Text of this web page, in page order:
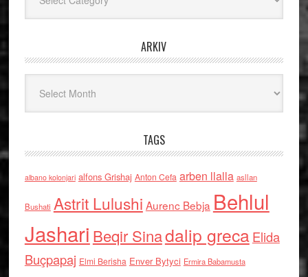
ARKIV
TAGS
albano kolonjari alfons Grishaj Anton Cefa arben llalla asllan
Bushati Astrit Lulushi Aurenc Bebja Behlul
Jashari Beqir Sinadalip grecaElida
Buçpapaj Elmi Berisha Enver Bytyci Ermira Babamusta